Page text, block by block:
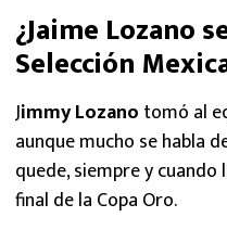
¿Jaime Lozano
Selección
Jimmy Lozano tomó al
aunque mucho se habla
quede, siempre y
final de la Copa Oro.